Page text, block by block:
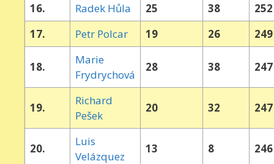
16. Radek Hůla 25 38
252
17.
Petr Polcar 19 26 249
18.
Marie
Frydrychová
28 38 247
19.
Richard
Pešek
20 32 247
20.
Luis
Velázquez
13 8 246